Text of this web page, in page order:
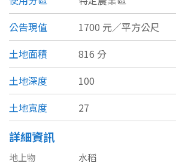
宜蘭縣
桃園市
新竹市
新竹縣
苗栗縣
台中市
類型(可複選)
別墅 透天厝 樓中樓
農舍 辦公 店面
廠辦 倉庫
公告現值
1700 元／平方公尺
土地面積
816 分
土地深度
100
土地寬度
27
詳細資訊
地上物
水稻